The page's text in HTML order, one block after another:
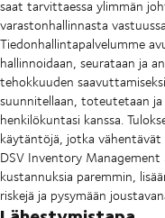
saat tarvittaessa ylimmän
varastonhallinnasta
Tiedonhallintapalvelumme
hallinnoidaan, seurataan ja
tehokkuuden
suunnitellaan, toteutetaan
henkilökuntasi kanssa.
käytäntöjä, jotka
DSV Inventory
kustannuksia paremmin,
riskejä ja pysymään